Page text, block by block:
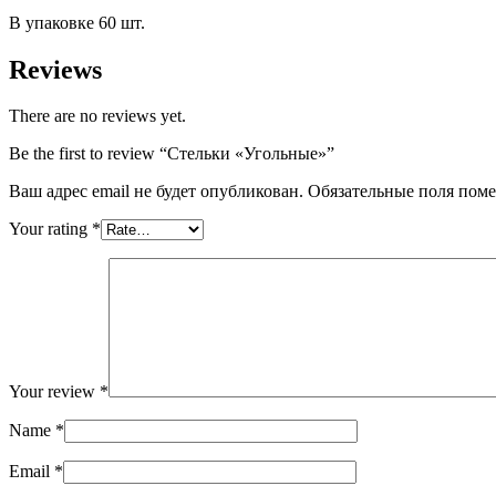
В упаковке 60 шт.
Reviews
There are no reviews yet.
Be the first to review “Стельки «Угольные»”
Ваш адрес email не будет опубликован. Обязательные поля
Your rating *
Your review *
Name *
Email *